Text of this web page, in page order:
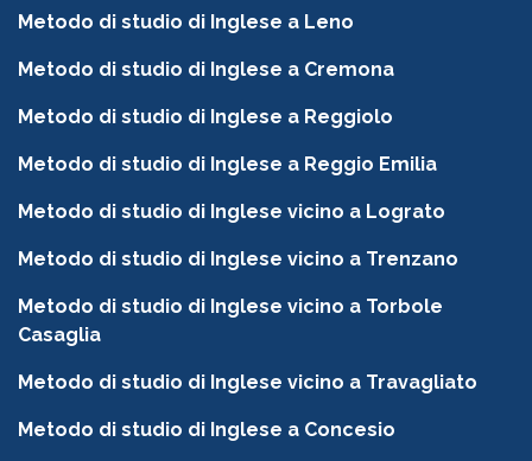
Metodo di studio di Inglese a Leno
Metodo di studio di Inglese a Cremona
Metodo di studio di Inglese a Reggiolo
Metodo di studio di Inglese a Reggio Emilia
Metodo di studio di Inglese vicino a Lograto
Metodo di studio di Inglese vicino a Trenzano
Metodo di studio di Inglese vicino a Torbole
Casaglia
Metodo di studio di Inglese vicino a Travagliato
Metodo di studio di Inglese a Concesio